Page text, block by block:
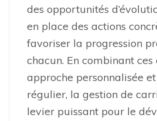
des opportunités
en place des actions
favoriser la progression
chacun. En combinant
approche personnalisée
régulier, la gestion de
levier puissant pour le